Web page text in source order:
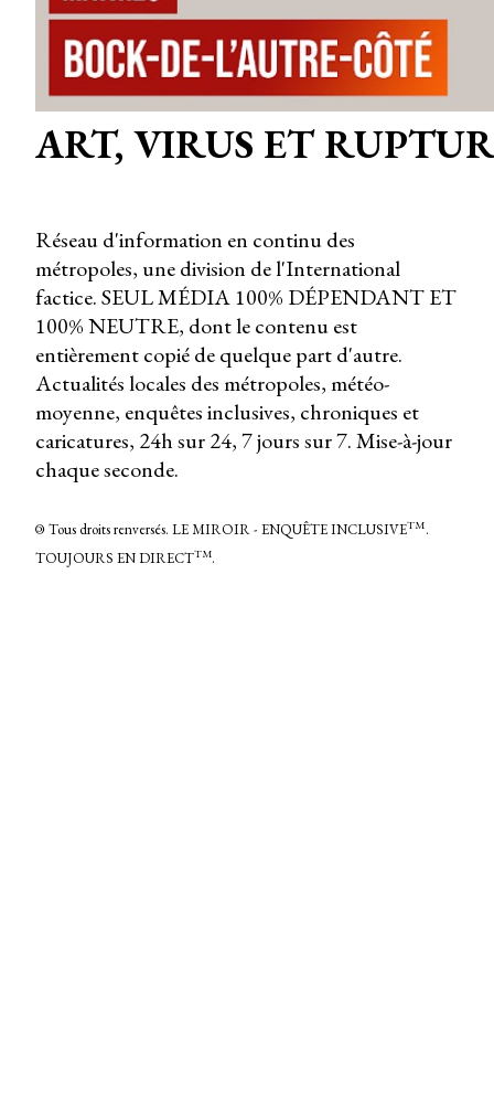
ART, VIRUS ET
Réseau d'information en continu des
métropoles, une division de l'International
factice. SEUL MÉDIA 100% DÉPENDANT ET
100% NEUTRE, dont le contenu est
entièrement copié de quelque part d'autre.
Actualités locales des métropoles, météo-
moyenne, enquêtes inclusives, chroniques et
caricatures, 24h sur 24, 7 jours sur 7. Mise-à-jour
chaque seconde.
©Tous droits renversés. LE MIROIR - ENQUÊTE INCLUSIVETM.
TOUJOURS EN DIRECTTM.